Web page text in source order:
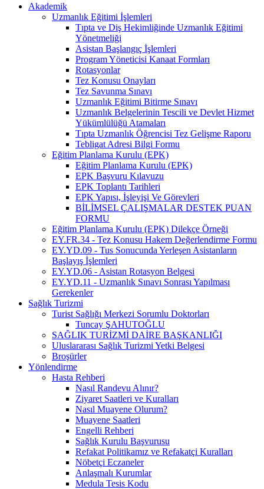
Akademik
Uzmanlık Eğitimi İşlemleri
Tıpta ve Diş Hekimliğinde Uzmanlık Eğitimi
Yönetmeliği
Asistan Başlangıç İşlemleri
Program Yöneticisi Kanaat Formları
Rotasyonlar
Tez Konusu Onayları
Tez Savunma Sınavı
Uzmanlık Eğitimi Bitirme Sınavı
Uzmanlık Belgelerinin Tescili ve Devlet Hizmet
Yükümlülüğü Atamaları
Tıpta Uzmanlık Öğrencisi Tez Gelişme Raporu
Tebligat Adresi Bilgi Formu
Eğitim Planlama Kurulu (EPK)
Eğitim Planlama Kurulu (EPK)
EPK Başvuru Kılavuzu
EPK Toplantı Tarihleri
EPK Yapısı, İşleyişi Ve Görevleri
BİLİMSEL ÇALIŞMALAR DESTEK PUAN
FORMU
Eğitim Planlama Kurulu (EPK) Dilekçe Örneği
EY.FR.34 - Tez Konusu Hakem Değerlendirme Formu
EY.YD.09 - Tus Sonucunda Yerleşen Asistanların
Başlayış İşlemleri
EY.YD.06 - Asistan Rotasyon Belgesi
EY.YD.11 - Uzmanlık Sınavı Sonrası Yapılması
Gerekenler
Sağlık Turizmi
Turist Sağlığı Merkezi Sorumlu Doktorları
Tuncay ŞAHUTOĞLU
SAĞLIK TURİZMİ DAİRE BAŞKANLIĞI
Uluslararası Sağlık Turizmi Yetki Belgesi
Broşürler
Yönlendirme
Hasta Rehberi
Nasıl Randevu Alınır?
Ziyaret Saatleri ve Kuralları
Nasıl Muayene Olurum?
Muayene Saatleri
Engelli Rehberi
Sağlık Kurulu Başvurusu
Refakat Politikamız ve Refakatçi Kuralları
Nöbetçi Eczaneler
Anlaşmalı Kurumlar
Medula Tesis Kodu